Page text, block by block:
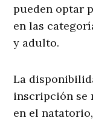
pueden optar
en las
y adulto.
La
inscripción se
en el